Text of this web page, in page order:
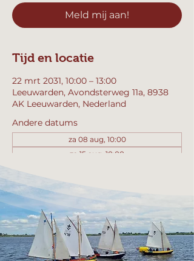
Meld mij aan!
Tijd en locatie
22 mrt 2031, 10:00 – 13:00
Leeuwarden, Avondsterweg 11a, 8938
AK Leeuwarden, Nederland
Andere datums
za 08 aug, 10:00
za 15 aug, 10:00
Bekijk alle 358 datums
Meld mij aan!